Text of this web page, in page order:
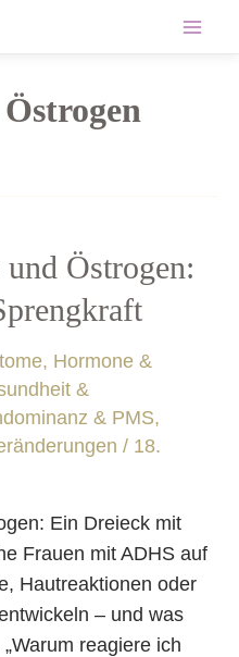
Östrogen:
Hormone &
&
& PMS,
/ 18.
Ein Dreieck mit
Frauen mit ADHS auf
Hautreaktionen oder
– und was
reagiere ich